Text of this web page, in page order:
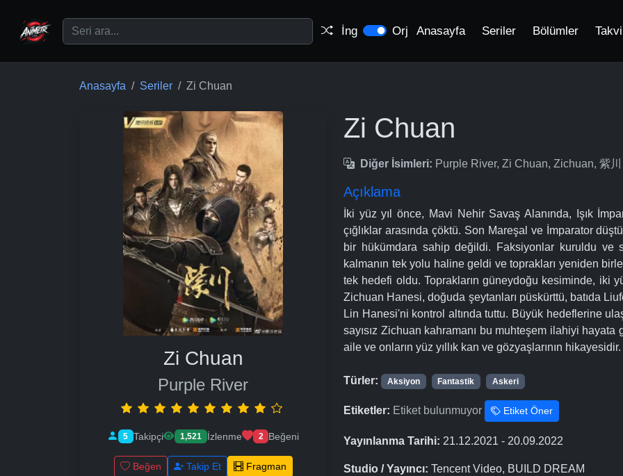
İng Orj Anasayfa Seriler Bölümler
Anasayfa Seriler Zi Chuan
Zi Chuan
Purple River
5 Takipçi 1,521 İzlenme 2 Beğeni
Beğen Takip Et
Fragman
Zi Chuan
Diğer İsimleri: Purple River, Zi Chuan, Zichuan, 紫川
Açıklama
İki yüz yıl önce, Mavi Nehir Savaş Alanında, Işık
çığlıklar arasında çöktü. Son Mareşal ve İmparator
bir hükümdara sahip değildi. Faksiyonlar kuruldu ve
kalmanın tek yolu haline geldi ve toprakları yeniden
tek hedefi oldu. Toprakların güneydoğu kesiminde, iki
Zichuan Hanesi, doğuda şeytanları püskürttü, batıda
Lin Hanesi'ni kontrol altında tuttu. Büyük hedeflerine
sayısız Zichuan kahramanı bu muhteşem ilahiyi
aile ve onların yüz yıllık kan ve gözyaşlarının hikayesidir.
Türler: Aksiyon Fantastik Askeri
Etiketler: Etiket bulunmuyor Etiket Öner
Yayınlanma Tarihi: 21.12.2021 - 20.09.2022
Studio / Yayıncı: Tencent Video, BUILD DREAM